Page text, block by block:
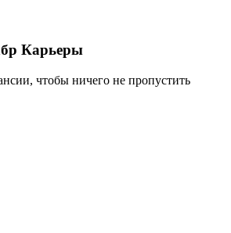
Карьеры
чтобы ничего не пропустить